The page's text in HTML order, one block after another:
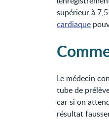
supérieur à
cardiaque
Le médecin
tube de
car si on
résultat